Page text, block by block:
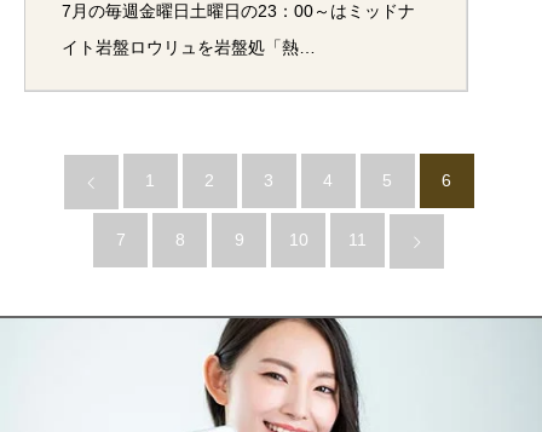
7月の毎週金曜日土曜日の23：00～はミッドナ
イト岩盤ロウリュを岩盤処「熱…
1 2 3 4 5 6
7 8 9 10 11